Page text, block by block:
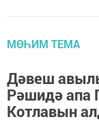
МӨҺИМ ТЕМА
Дәвеш
Рәшидә апа
Котлавын